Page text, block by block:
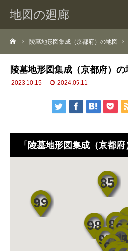
地図の廻廊
陵墓地形図集成（京都府）の地図
陵墓地形図集成（京都府）の
2023.10.15 2024.05.11
「陵墓地形図集成（京都